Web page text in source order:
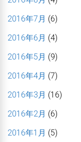
2016年7月 (6)
2016年6月 (4)
2016年5月 (9)
2016年4月 (7)
2016年3月 (16)
2016年2月 (6)
2016年1月 (5)